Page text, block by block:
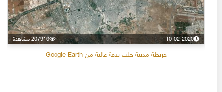
10-02-2020 207910 مشاهدة
خريطة مدينة حلب بدقة عالية من Google Earth